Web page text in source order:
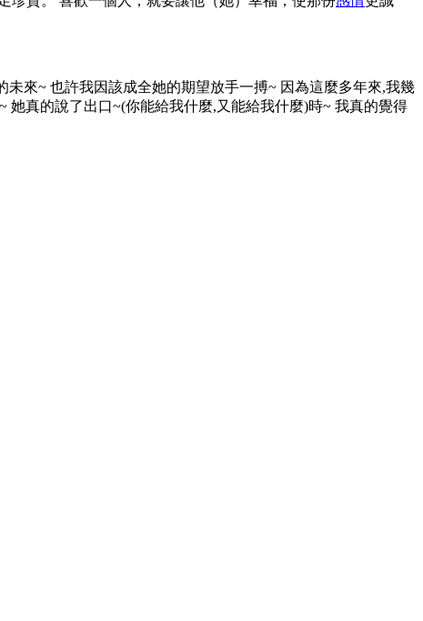
來~ 也許我因該成全她的期望放手一搏~ 因為這麼多年來,我幾
真的說了出口~(你能給我什麼,又能給我什麼)時~ 我真的覺得